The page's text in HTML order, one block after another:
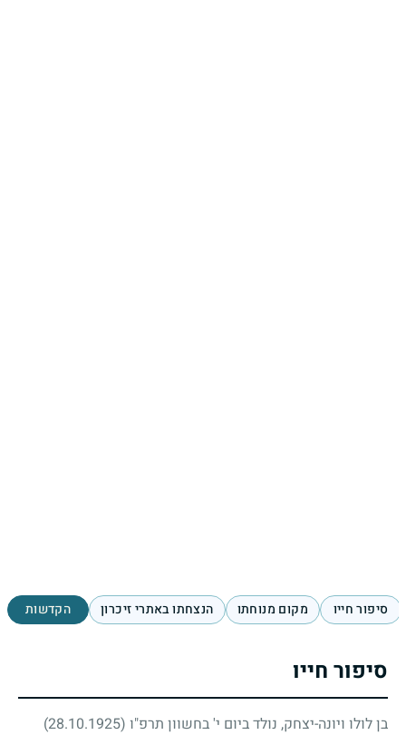
סיפור חייו מקום מנוחתו הנצחתו באתרי זיכרון הקדשות
סיפור חייו
בן לולו ויונה-יצחק, נולד ביום י' בחשוון תרפ"ו (28.10.1925)